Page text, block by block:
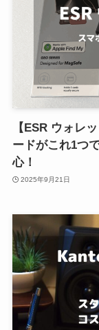
【ESR ウォレ
ードがこれ1つ
心！
2025年9月21日